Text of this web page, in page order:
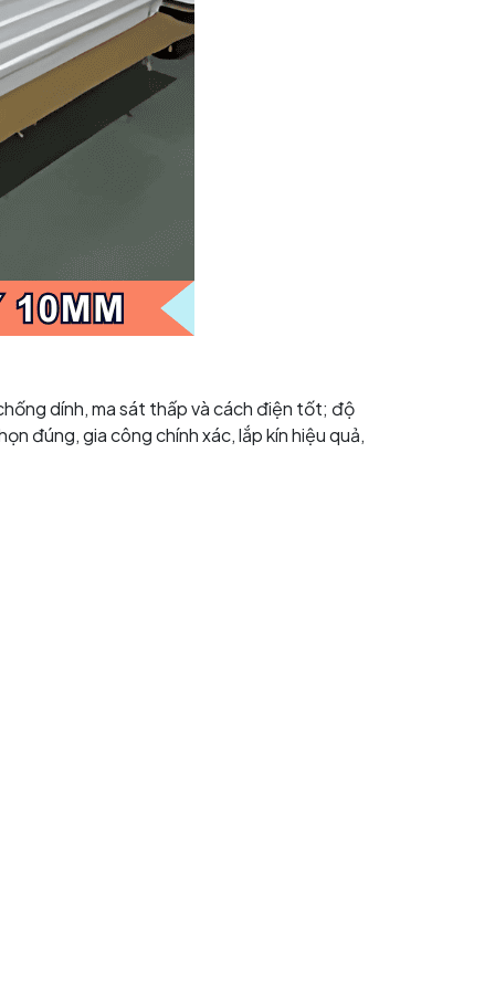
dính, ma sát thấp và cách điện tốt; độ
đúng, gia công chính xác, lắp kín hiệu quả,